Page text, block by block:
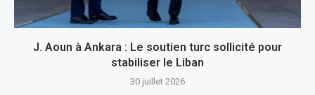
J. Aoun à Ankara : Le soutien turc sollicité pour
stabiliser le Liban
30 juillet 2026